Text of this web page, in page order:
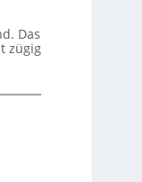
Das
zügig